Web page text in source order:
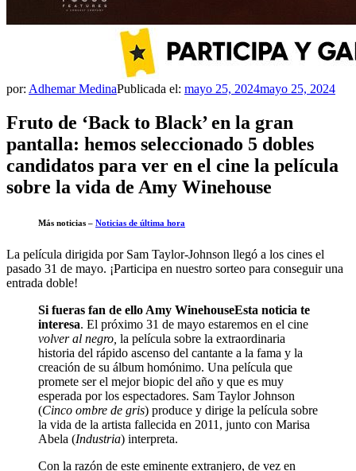
por: Adhemar MedinaPublicada el: mayo 25, 2024mayo 25, 2024
Fruto de ‘Back to Black’ en la gran
pantalla: hemos seleccionado 5 dobles
candidatos para ver en el cine la película
sobre la vida de Amy Winehouse
Más noticias – Noticias de última hora
La película dirigida por Sam Taylor-Johnson llegó a los cines el
pasado 31 de mayo. ¡Participa en nuestro sorteo para conseguir una
entrada doble!
Si fueras fan de ello Amy WinehouseEsta noticia te
interesa. El próximo 31 de mayo estaremos en el cine
volver al negro la película sobre la extraordinaria
historia del rápido ascenso del cantante a la fama y la
creación de su álbum homónimo. Una película que
promete ser el mejor biopic del año y que es muy
esperada por los espectadores. Sam Taylor Johnson
(Cinco ombre de gris) produce y dirige la película sobre
la vida de la artista fallecida en 2011, junto con Marisa
Abela (Industria) interpreta.
Con la razón de este eminente extranjero, de vez en